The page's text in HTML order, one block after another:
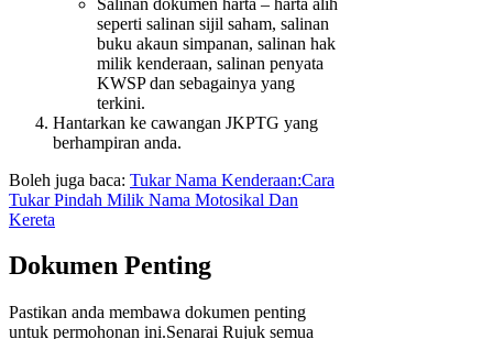
seperti salinan sijil saham, salinan
buku akaun simpanan, salinan hak
milik kenderaan, salinan penyata
KWSP dan sebagainya yang
terkini.
Hantarkan ke cawangan JKPTG yang
berhampiran anda.
Boleh juga baca: Tukar Nama Kenderaan:Cara
Tukar Pindah Milik Nama Motosikal Dan
Kereta
Dokumen Penting
Pastikan anda membawa dokumen penting
untuk permohonan ini.Senarai Rujuk semua